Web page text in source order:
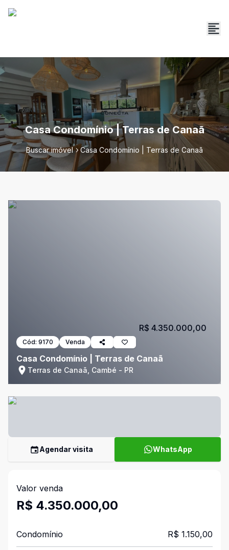
Casa Condomínio | Terras de Canaã
Buscar imóvel Casa Condomínio | Terras de Canaã
Cód: 9170 Venda
Casa Condomínio | Terras de Canaã
Terras de Canaã, Cambé - PR
R$ 4.350.000,00
Agendar visita WhatsApp
Valor venda
R$ 4.350.000,00
Condomínio R$ 1.150,00